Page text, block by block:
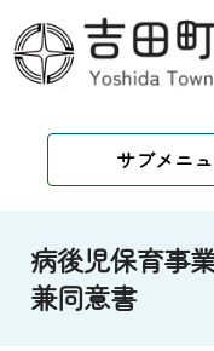
サブメニ
病後児保育事
兼同意書